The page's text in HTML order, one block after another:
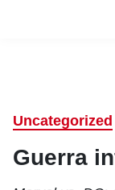
Uncategorized
Guerra